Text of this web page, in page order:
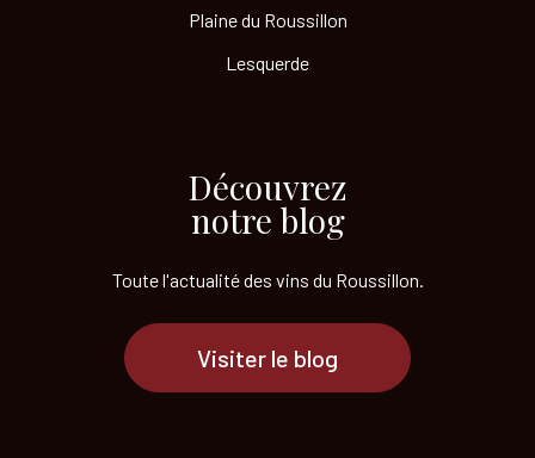
Plaine du Roussillon
Lesquerde
Découvrez
notre blog
Toute l'actualité des vins du Roussillon.
Visiter le blog